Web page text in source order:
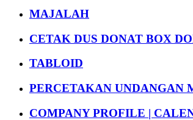
MAJALAH
CETAK DUS DONAT BOX
TABLOID
PERCETAKAN UNDANGAN
COMPANY PROFILE |